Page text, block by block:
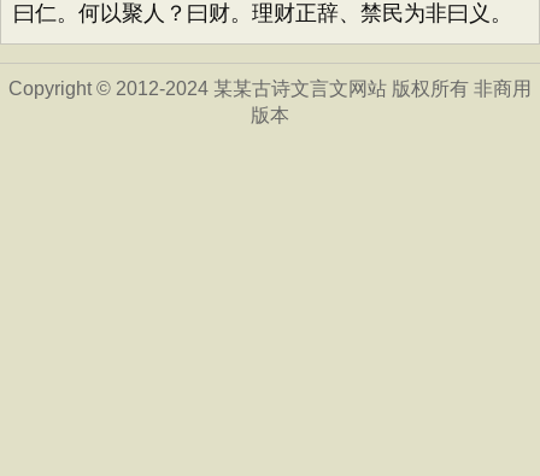
曰仁。何以聚人？曰财。理财正辞、禁民为非曰义。
Copyright © 2012-2024 某某古诗文言文网站 版权所有 非商用
版本